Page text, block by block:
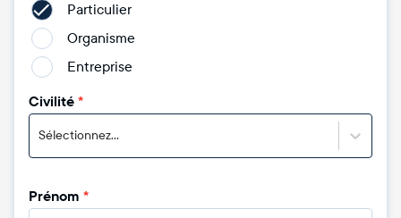
Particulier
Organisme
Entreprise
Civilité*
Sélectionnez...
Prénom *